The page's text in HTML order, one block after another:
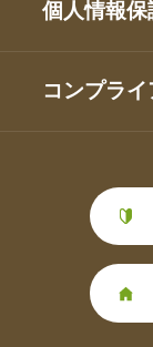
個人情報保
コンプラ